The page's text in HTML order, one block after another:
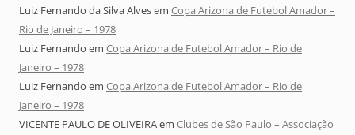
Luiz Fernando da Silva Alvesem Copa Arizona de Futebol Amador –
Rio de Janeiro – 1978
Luiz Fernando em Copa Arizona de Futebol Amador – Rio de
Janeiro – 1978
Luiz Fernando em Copa Arizona de Futebol Amador – Rio de
Janeiro – 1978
VICENTE PAULO DE OLIVEIRAem Clubes de São Paulo – Associação